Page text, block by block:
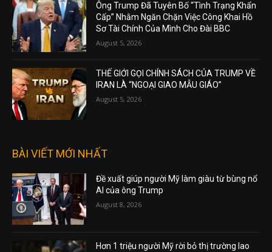
Ông Trump Đã Tuyên Bố “Tình Trạng Khẩn
Cấp” Nhằm Ngăn Chặn Việc Công Khai Hồ
Sơ Tài Chính Của Mình Cho Đài BBC
August 5, 2026
THẾ GIỚI GỌI CHÍNH SÁCH CỦA TRUMP VỀ
IRAN LÀ “NGOẠI GIAO MẪU GIÁO”
August 5, 2026
BÀI VIẾT MỚI NHẤT
Đề xuất giúp người Mỹ làm giàu từ bùng nổ
AI của ông Trump
August 8, 2026
Hơn 1 triệu người Mỹ rời bỏ thị trường lao